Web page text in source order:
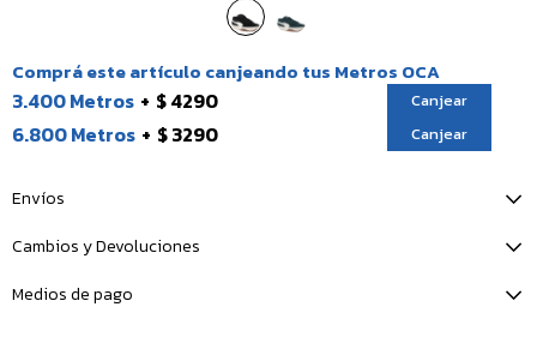
Comprá este artículo canjeando tus Metros OCA
3.400 Metros $ 4290 Canjear
6.800 Metros $ 3290 Canjear
Envíos
Cambios y Devoluciones
Medios de pago